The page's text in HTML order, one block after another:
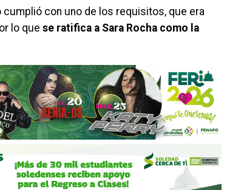
cumplió con uno de los requisitos, que era
lo que se ratifica a Sara Rocha como la